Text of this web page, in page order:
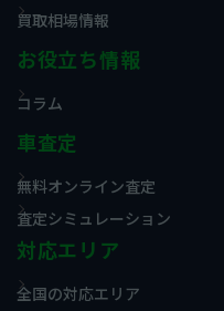
買取相場情報
お役立ち情報
コラム
車査定
無料オンライン査定
査定シミュレーション
対応エリア
全国の対応エリア